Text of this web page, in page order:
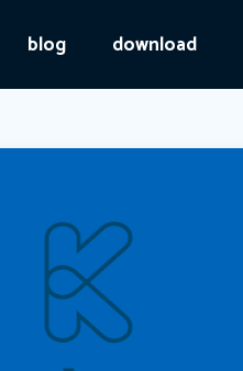
blog download